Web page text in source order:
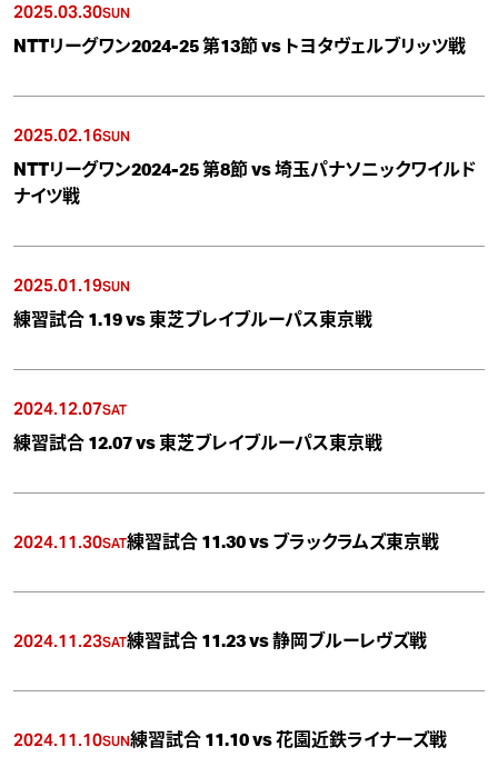
2025.03.30SUN
NTTリーグワン2024-25 第13節 vs トヨタヴェルブリッツ戦
2025.02.16SUN
NTTリーグワン2024-25 第8節 vs 埼玉パナソニックワイルド
ナイツ戦
2025.01.19SUN
練習試合 1.19 vs 東芝ブレイブルーパス東京戦
2024.12.07SAT
練習試合 12.07 vs 東芝ブレイブルーパス東京戦
2024.11.30SAT練習試合 11.30 vs ブラックラムズ東京戦
2024.11.23SAT練習試合 11.23 vs 静岡ブルーレヴズ戦
2024.11.10SUN練習試合 11.10 vs 花園近鉄ライナーズ戦